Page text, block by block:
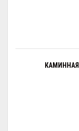
КАМИННАЯ